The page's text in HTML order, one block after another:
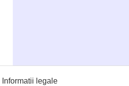
Informatii legale